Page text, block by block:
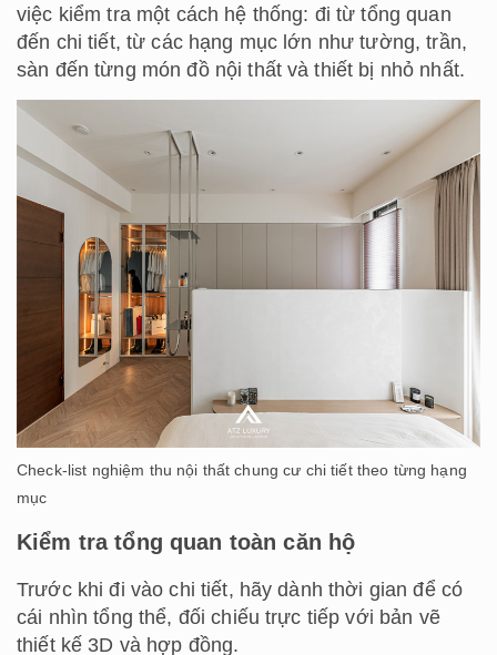
việc kiểm tra một cách hệ thống: đi từ tổng quan
đến chi tiết, từ các hạng mục lớn như tường, trần,
sàn đến từng món đồ nội thất và thiết bị nhỏ nhất.
Check-list nghiệm thu nội thất chung cư chi tiết theo từng hạng
mục
Kiểm tra tổng quan toàn căn hộ
Trước khi đi vào chi tiết, hãy dành thời gian để có
cái nhìn tổng thể, đối chiếu trực tiếp với bản vẽ
thiết kế 3D và hợp đồng.